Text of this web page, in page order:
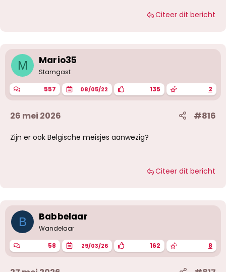
Citeer dit bericht
M Mario35
Stamgast
557 08/05/22 135 2
26 mei 2026 #816
Zijn er ook Belgische meisjes aanwezig?
Citeer dit bericht
B Babbelaar
Wandelaar
58 29/03/26 162 8